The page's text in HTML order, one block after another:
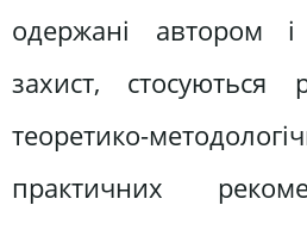
одержані автором
захист, стосуються
теоретико-
практичних